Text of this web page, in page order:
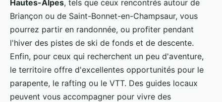
Hautes-Alpes, tels que ceux rencontrés autour de
Briançon ou de Saint-Bonnet-en-Champsaur, vous
pourrez partir en randonnée, ou profiter pendant
l'hiver des pistes de ski de fonds et de descente.
Enfin, pour ceux qui recherchent un peu d'aventure,
le territoire offre d'excellentes opportunités pour le
parapente, le rafting ou le VTT. Des guides locaux
peuvent vous accompagner pour vivre des